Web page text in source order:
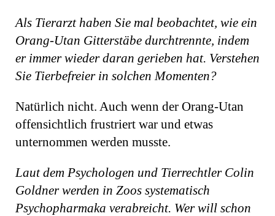
Als Tierarzt haben Sie mal beobachtet, wie ein
Orang-Utan Gitterstäbe durchtrennte, indem
er immer wieder daran gerieben hat. Verste­hen
Sie Tierbefreier in solchen Momenten?
Natürlich nicht. Auch wenn der Orang-Utan
offensichtlich frustriert war und etwas
unternommen werden musste.
Laut dem Psychologen und Tierrechtler Colin
Goldner werden in Zoos systematisch
Psychopharmaka verabreicht. Wer will schon